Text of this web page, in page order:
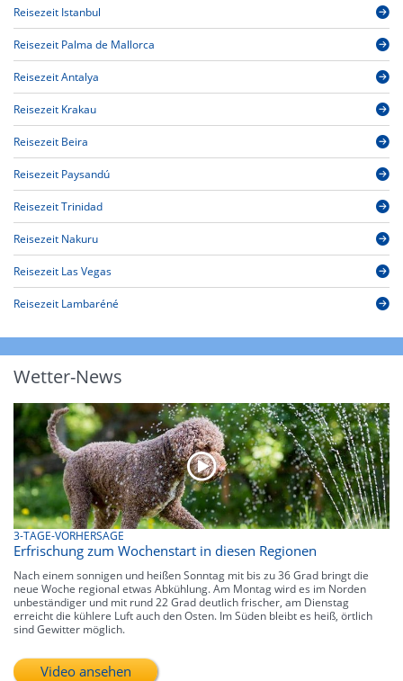
Reisezeit Istanbul
Reisezeit Palma de Mallorca
Reisezeit Antalya
Reisezeit Krakau
Reisezeit Beira
Reisezeit Paysandú
Reisezeit Trinidad
Reisezeit Nakuru
Reisezeit Las Vegas
Reisezeit Lambaréné
Wetter-News
3-TAGE-VORHERSAGE
Erfrischung zum Wochenstart in diesen Regionen
Nach einem sonnigen und heißen Sonntag mit bis zu 36 Grad bringt die
neue Woche regional etwas Abkühlung. Am Montag wird es im Norden
unbeständiger und mit rund 22 Grad deutlich frischer, am Dienstag
erreicht die kühlere Luft auch den Osten. Im Süden bleibt es heiß, örtlich
sind Gewitter möglich.
Video ansehen